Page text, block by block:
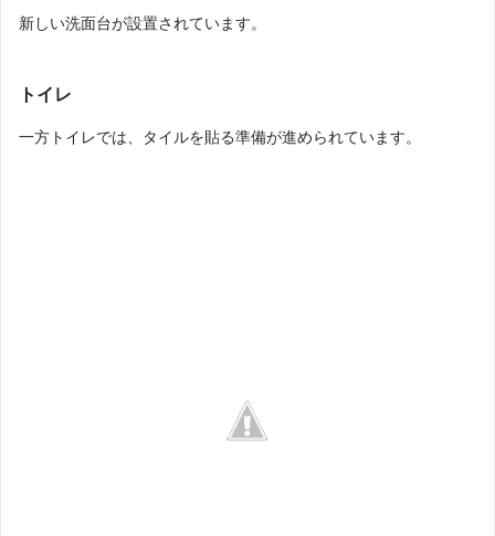
新しい洗面台が設置されています。
トイレ
一方トイレでは、タイルを貼る準備が進められています。